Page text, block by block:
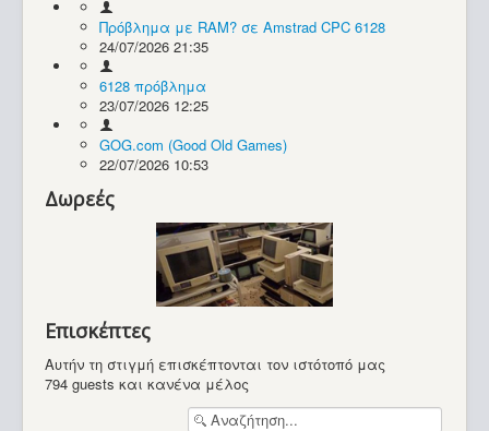
Πρόβλημα με RAM? σε Amstrad CPC 6128
24/07/2026 21:35
6128 πρόβλημα
23/07/2026 12:25
GOG.com (Good Old Games)
22/07/2026 10:53
Δωρεές
Επισκέπτες
Αυτήν τη στιγμή επισκέπτονται τον ιστότοπό μας
794 guests και κανένα μέλος